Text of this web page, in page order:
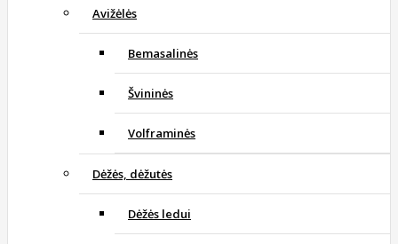
Avižėlės
Bemasalinės
Švininės
Volframinės
Dėžės, dėžutės
Dėžės ledui